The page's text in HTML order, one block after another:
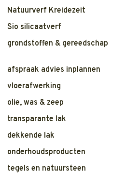
Natuurverf Kreidezeit
Sio silicaatverf
grondstoffen & gereedschap
afspraak advies inplannen
vloerafwerking
olie, was & zeep
transparante lak
dekkende lak
onderhoudsproducten
tegels en natuursteen